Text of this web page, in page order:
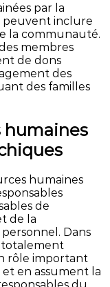
par la
peuvent inclure
la communauté.
membres
de dons
des
des familles
humaines
humaines
de
de la
Dans
totalement
rôle important
en assument la